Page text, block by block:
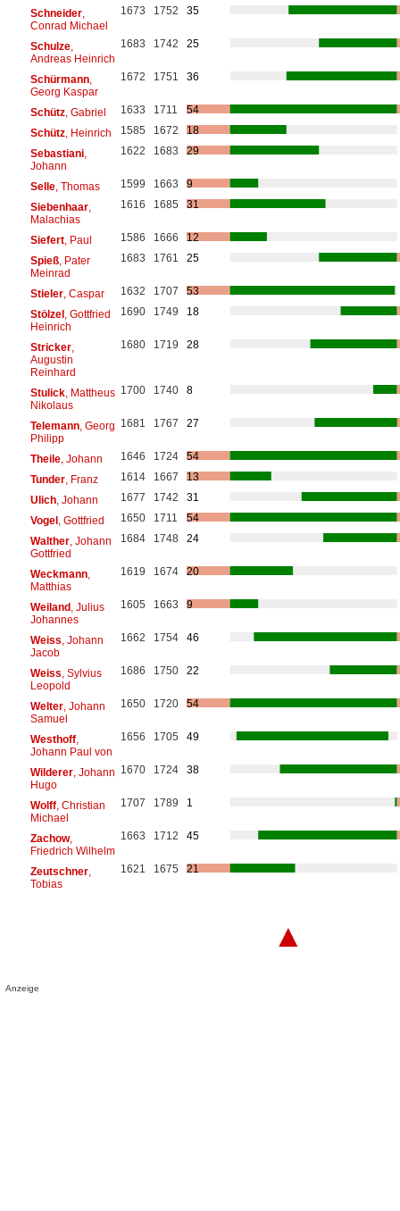
Schneider,
Conrad Michael
1673 1752 35
Schulze,
Andreas Heinrich
1683 1742 25
Schürmann,
Georg Kaspar
1672 1751 36
Schütz, Gabriel 1633 1711
54
Schütz, Heinrich 1585 1672
18
Sebastiani,
Johann
1622 1683 29
Selle, Thomas 1599 1663
9
Siebenhaar,
Malachias
1616 1685 31
Siefert, Paul 1586 1666
12
Spieß, Pater
Meinrad
1683 1761 25
Stieler, Caspar 1632 1707
53
Stölzel, Gottfried
Heinrich
1690 1749 18
Stricker,
Augustin
Reinhard
1680 1719 28
Stulick, Mattheus
Nikolaus
1700 1740 8
Telemann, Georg
Philipp
1681 1767 27
Theile, Johann 1646 1724
54
Tunder, Franz 1614 1667
13
Ulich, Johann 1677 1742
31
Vogel, Gottfried 1650 1711
54
Walther, Johann
Gottfried
1684 1748 24
Weckmann,
Matthias
1619 1674 20
Weiland, Julius
Johannes
1605 1663 9
Weiss , Johann
Jacob
1662 1754 46
Weiss , Sylvius
Leopold
1686 1750 22
Welter, Johann
Samuel
1650 1720 54
Westhoff,
Johann Paul von
1656 1705 49
Wilderer, Johann
Hugo
1670 1724 38
Wolff, Christian
Michael
1707 1789 1
Zachow,
Friedrich Wilhelm
1663 1712 45
Zeutschner,
Tobias
1621 1675 21
▲
Anzeige